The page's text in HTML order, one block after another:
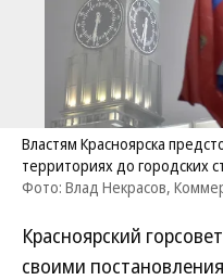
Властям Красноярска
территориях до городских
Фото: Влад Некрасов,
Красноярский
своими